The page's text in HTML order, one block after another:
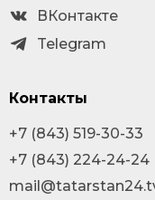
ВКонтакте
Telegram
Контакты
+7 (843) 519-30-33
+7 (843) 224-24-24